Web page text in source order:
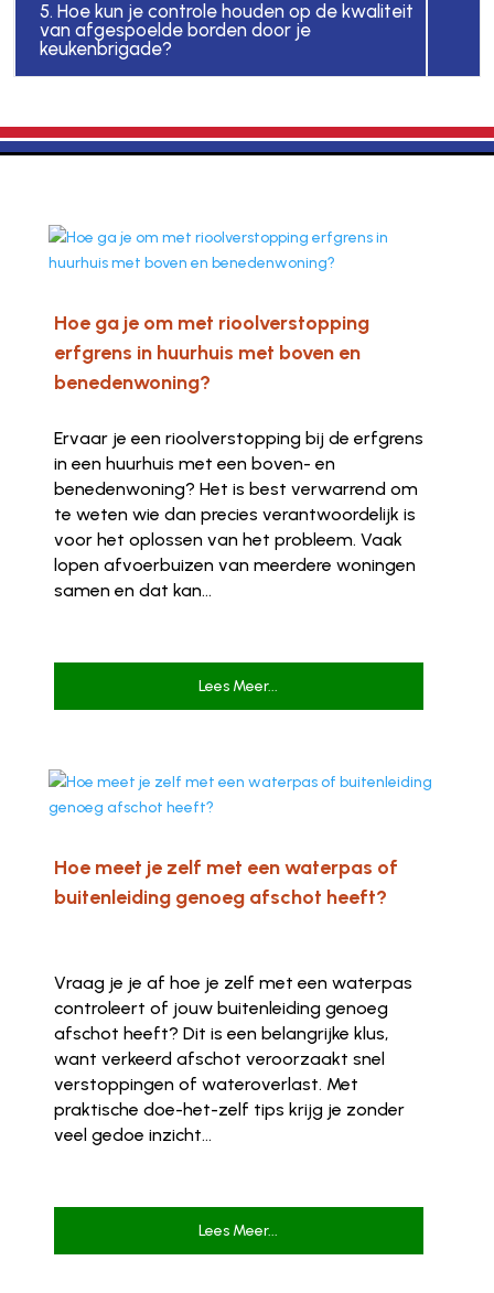
5. Hoe kun je controle houden op de kwaliteit
van afgespoelde borden door je
keukenbrigade?
Hoe ga je om met rioolverstopping
erfgrens in huurhuis met boven en
benedenwoning?
Ervaar je een rioolverstopping bij de erfgrens
in een huurhuis met een boven- en
benedenwoning? Het is best verwarrend om
te weten wie dan precies verantwoordelijk is
voor het oplossen van het probleem. Vaak
lopen afvoerbuizen van meerdere woningen
samen en dat kan...
Lees Meer...
Hoe meet je zelf met een waterpas of
buitenleiding genoeg afschot heeft?
Vraag je je af hoe je zelf met een waterpas
controleert of jouw buitenleiding genoeg
afschot heeft? Dit is een belangrijke klus,
want verkeerd afschot veroorzaakt snel
verstoppingen of wateroverlast. Met
praktische doe-het-zelf tips krijg je zonder
veel gedoe inzicht...
Lees Meer...